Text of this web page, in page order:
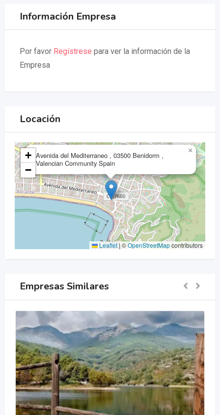
Información Empresa
Por favor Regístrese para ver la información de la
Empresa
Locación
Avenida del Mediterraneo , 03500 Benidorm ,
Valencian Community Spain
×
+
−
Leaflet |©OpenStreetMapcontributors
Empresas Similares